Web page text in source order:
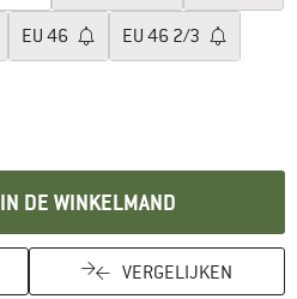
EU 46 EU 46 2/3
IN DE WINKELMAND
VERGELIJKEN